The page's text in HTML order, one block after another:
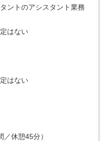
ントのアシスタント業務
はない
はない
休憩45分）